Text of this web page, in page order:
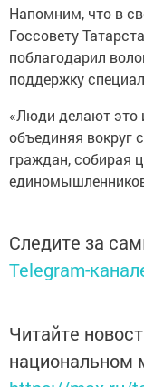
Напомним, что в
Госсовету
поблагодарил
поддержку
«Люди делают это
объединяя вокруг
граждан, собирая
Следите за
Telegram-
Читайте
национальном